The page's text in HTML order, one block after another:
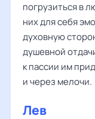
погрузиться в
них для себя
духовную
душевной
к пассии им
и через мелочи.
Лев